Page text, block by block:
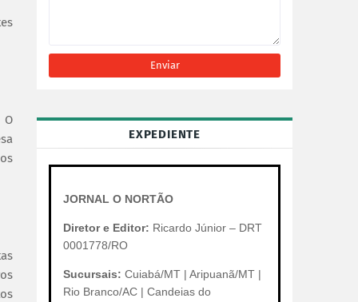
O
EXPEDIENTE
JORNAL O NORTÃO
Diretor e Editor: Ricardo Júnior – DRT
0001778/RO
Sucursais: Cuiabá/MT | Aripuanã/MT |
Rio Branco/AC | Candeias do